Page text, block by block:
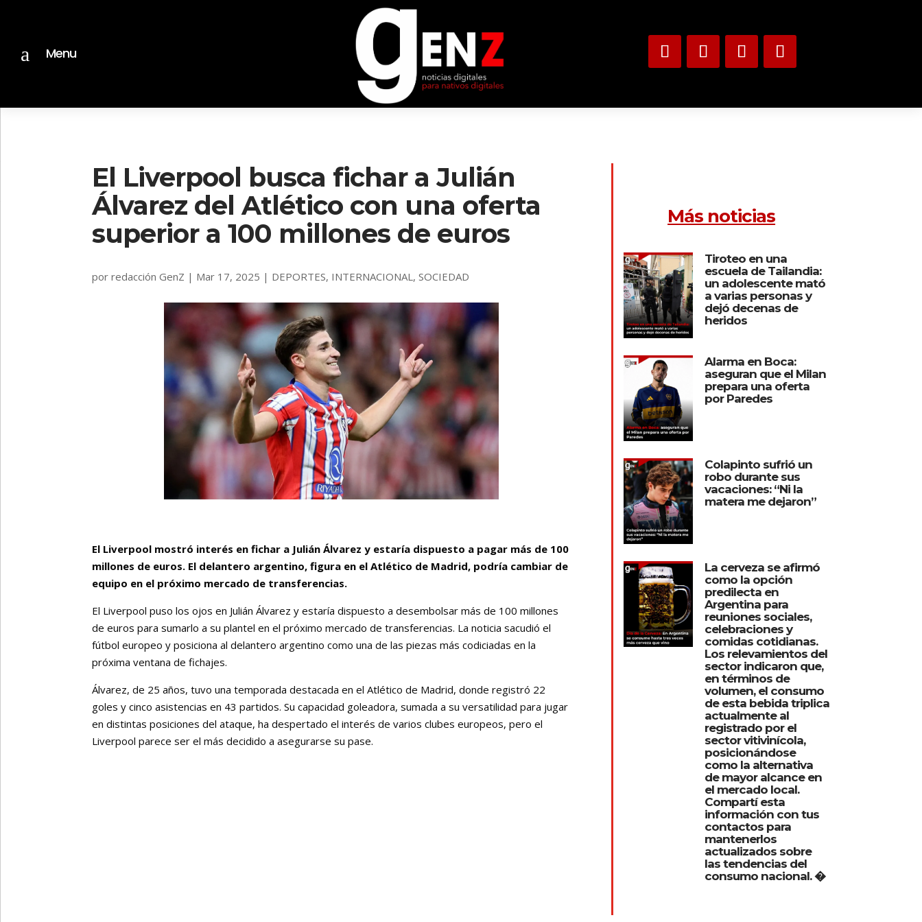
a Menu
El Liverpool busca fichar a Julián
Álvarez del Atlético con una oferta
superior a 100 millones de euros
porredacción GenZ | Mar 17, 2025 | DEPORTES, INTERNACIONAL ,SOCIEDAD
El Liverpool mostró interés en fichar a Julián Álvarez y estaría dispuesto a pagar más de 100
millones de euros. El delantero argentino, figura en el Atlético de Madrid, podría cambiar de
equipo en el próximo mercado de transferencias.
El Liverpool puso los ojos en Julián Álvarez y estaría dispuesto a desembolsar más de 100 millones
de euros para sumarlo a su plantel en el próximo mercado de transferencias. La noticia sacudió el
fútbol europeo y posiciona al delantero argentino como una de las piezas más codiciadas en la
próxima ventana de fichajes.
Álvarez, de 25 años, tuvo una temporada destacada en el Atlético de Madrid, donde registró 22
goles y cinco asistencias en 43 partidos. Su capacidad goleadora, sumada a su versatilidad para jugar
en distintas posiciones del ataque, ha despertado el interés de varios clubes europeos, pero el
Liverpool parece ser el más decidido a asegurarse su pase.
Más noticias
Tiroteo en una
escuela de Tailandia:
un adolescente mató
a varias personas y
dejó decenas de
heridos
Alarma en Boca:
aseguran que el Milan
prepara una oferta
por Paredes
Colapinto sufrió un
robo durante sus
vacaciones: “Ni la
matera me dejaron”
La cerveza se afirmó
como la opción
predilecta en
Argentina para
reuniones sociales,
celebraciones y
comidas cotidianas.
Los relevamientos del
sector indicaron que,
en términos de
volumen, el consumo
de esta bebida triplica
actualmente al
registrado por el
sector vitivinícola,
posicionándose
como la alternativa
de mayor alcance en
el mercado local.
Compartí esta
información con tus
contactos para
mantenerlos
actualizados sobre
las tendencias del
consumo nacional. �